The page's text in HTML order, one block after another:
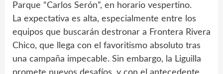
Parque “Carlos Serón”, en horario vespertino.
La expectativa es alta, especialmente entre los
equipos que buscarán destronar a Frontera Rivera
Chico, que llega con el favoritismo absoluto tras
una campaña impecable. Sin embargo, la Liguilla